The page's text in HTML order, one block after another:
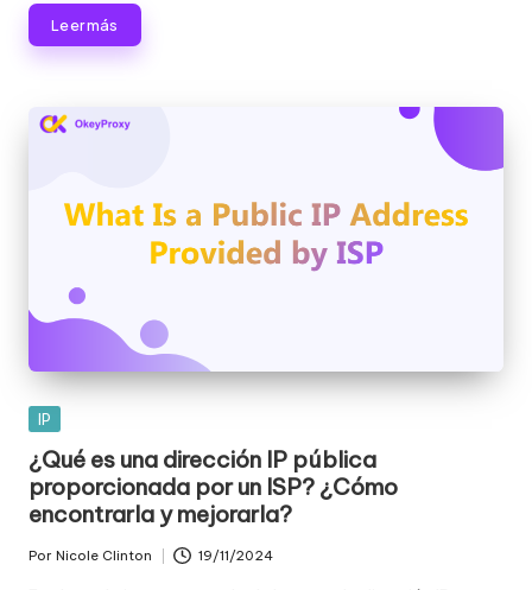
Leer más
Publicada
IP
¿Qué es una dirección IP pública
proporcionada por un ISP? ¿Cómo
encontrarla y mejorarla?
Por Nicole Clinton 19/11/2024